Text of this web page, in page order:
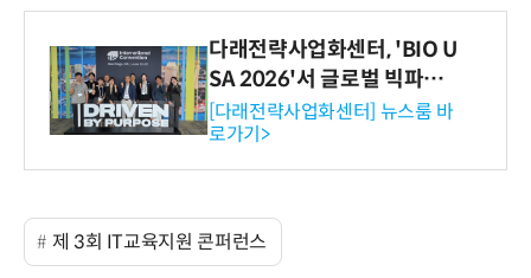
다래전략사업화센터, 'BIO U
SA 2026'서 글로벌 빅파마
와의 비즈니스 미팅 지원…K
-바이오 해외 진출 교두보 확
보
[다래전략사업화센터] 뉴스룸 바
로가기>
제 3회 IT교육지원 콘퍼런스